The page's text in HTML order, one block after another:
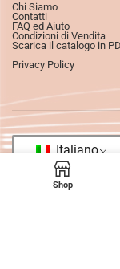
Chi Siamo
Contatti
FAQ ed Aiuto
Condizioni di Vendita
Scarica il catalogo in
Privacy Policy
Italiano
Shop